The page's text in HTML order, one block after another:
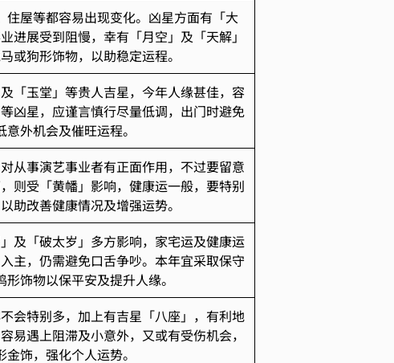
屋等都容易出现变化。凶星方面有「大
进展受到阻慢，幸有「月空」及「天解」
或狗形饰物，以助稳定运程。
「玉堂」等贵人吉星，今年人缘甚佳，容
凶星，应谨言慎行尽量低调，出门时避免
外机会及催旺运程。
从事演艺事业者有正面作用，不过要留意
则受「黄幡」影响，健康运一般，要特别
助改善健康情况及增强运势。
及「破太岁」多方影响，家宅运及健康运
主，仍需避免口舌争吵。本年宜采取保守
饰物以保平安及提升人缘。
会特别多，加上有吉星「八座」，有利地
易遇上阻滞及小意外，又或有受伤机会，
饰，强化个人运势。